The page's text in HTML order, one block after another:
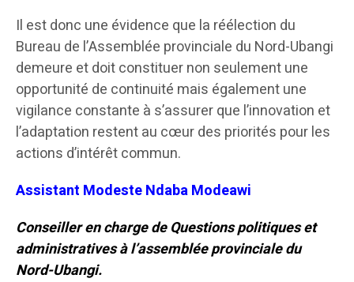
Il est donc une évidence que la réélection du
Bureau de l’Assemblée provinciale du Nord-Ubangi
demeure et doit constituer non seulement une
opportunité de continuité mais également une
vigilance constante à s’assurer que l’innovation et
l’adaptation restent au cœur des priorités pour les
actions d’intérêt commun.
Assistant Modeste Ndaba Modeawi
Conseiller en charge de Questions politiques et
administratives à l’assemblée provinciale du
Nord-Ubangi.